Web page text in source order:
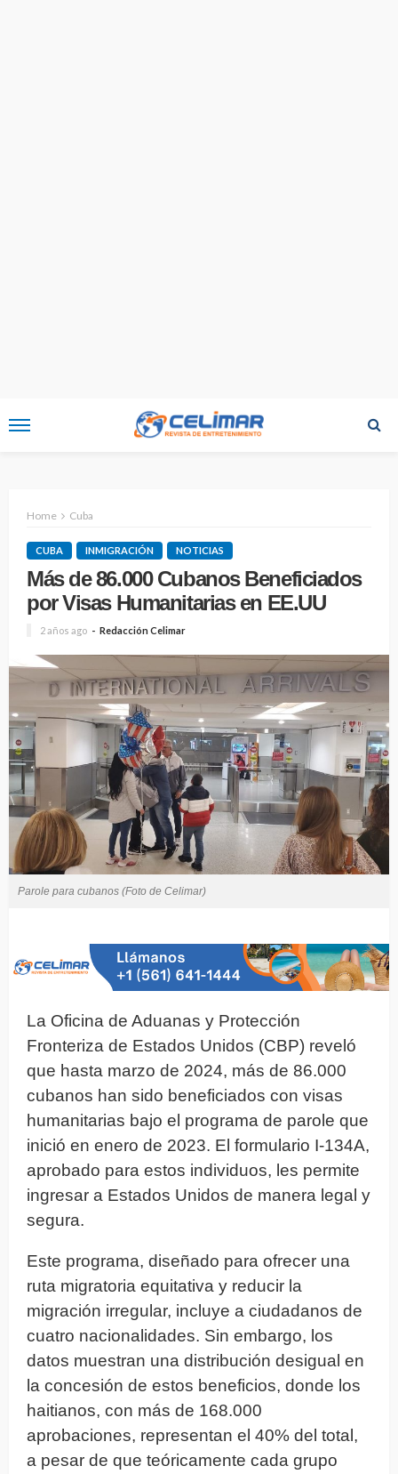
Home Cuba
CUBA INMIGRACIÓN NOTICIAS
Más de 86.000 Cubanos Beneficiados
por Visas Humanitarias en EE.UU
2 años ago Redacción Celimar
Parole para cubanos (Foto de Celimar)
La Oficina de Aduanas y Protección
Fronteriza de Estados Unidos (CBP) reveló
que hasta marzo de 2024, más de 86.000
cubanos han sido beneficiados con visas
humanitarias bajo el programa de parole que
inició en enero de 2023. El formulario I-134A,
aprobado para estos individuos, les permite
ingresar a Estados Unidos de manera legal y
segura.
Este programa, diseñado para ofrecer una
ruta migratoria equitativa y reducir la
migración irregular, incluye a ciudadanos de
cuatro nacionalidades. Sin embargo, los
datos muestran una distribución desigual en
la concesión de estos beneficios, donde los
haitianos, con más de 168.000
aprobaciones, representan el 40% del total,
a pesar de que teóricamente cada grupo